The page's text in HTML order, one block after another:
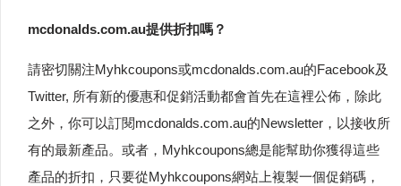
mcdonalds.com.au提供折扣嗎？
請密切關注Myhkcoupons或mcdonalds.com.au的Facebook及
Twitter, 所有新的優惠和促銷活動都會首先在這裡公佈，除此
之外，你可以訂閱mcdonalds.com.au的Newsletter，以接收所
有的最新產品。或者，Myhkcoupons總是能幫助你獲得這些
產品的折扣，只要從Myhkcoupons網站上複製一個促銷碼，